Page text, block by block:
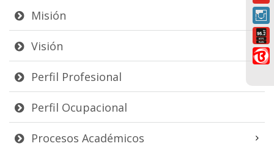
Misión
Visión
Perfil Profesional
Perfil Ocupacional
Procesos Académicos